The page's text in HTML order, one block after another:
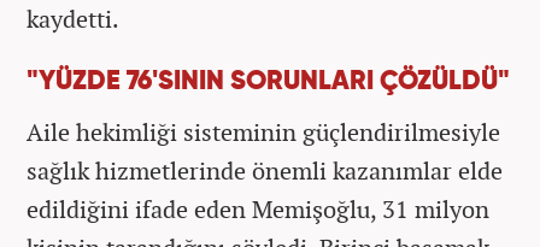
kaydetti.
"YÜZDE 76'SININ SORUNLARI ÇÖZÜLDÜ"
Aile hekimliği sisteminin güçlendirilmesiyle
sağlık hizmetlerinde önemli kazanımlar elde
edildiğini ifade eden Memişoğlu, 31 milyon